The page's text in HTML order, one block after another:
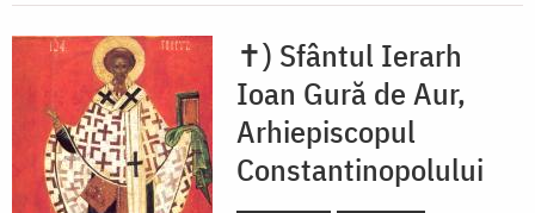
✝) Sfântul Ierarh
Ioan Gură de Aur,
Arhiepiscopul
Constantinopolului